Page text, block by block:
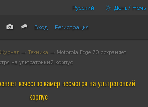
Русский День / Ночь
Вход Регистрация
Журнал → Техника → Motorola Edge 70 сохраняет
на ультратонкий корпус
качество камер несмотря на ультратонкий
корпус